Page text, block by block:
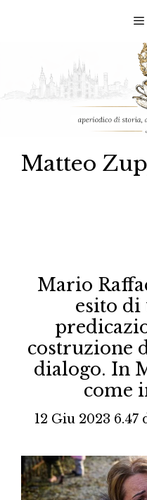
contenuto
Matteo
Mario
esito di
costruzione
dialogo. In
come
12 Giu 2023 6.47